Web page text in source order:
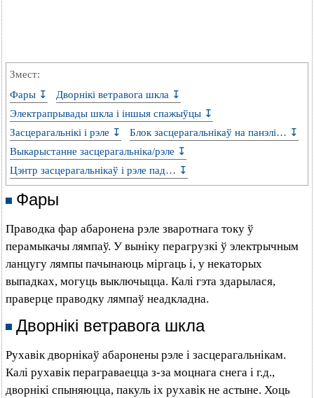
Змест:
Фары ↧
Дворнікі ветравога шкла ↧
Электрапрывады шкла і іншыя спажыўцы ↧
Засцерагальнікі і рэле ↧
Блок засцерагальнікаў на панэлі… ↧
Выкарыстанне засцерагальніка/рэле ↧
Цэнтр засцерагальнікаў і рэле пад… ↧
Фары
Праводка фар абаронена рэле зваротнага току ў
перамыкачы лямпаў. У выніку перагрузкі ў электрычным
ланцугу лямпы пачынаюць міргаць і, у некаторых
выпадках, могуць выключыцца. Калі гэта здарылася,
праверце праводку лямпаў неадкладна.
Дворнікі ветравога шкла
Рухавік дворнікаў абаронены рэле і засцерагальнікам.
Калі рухавік пераграваецца з-за моцнага снега і г.д.,
дворнікі спыняюцца, пакуль іх рухавік не астыне. Хоць